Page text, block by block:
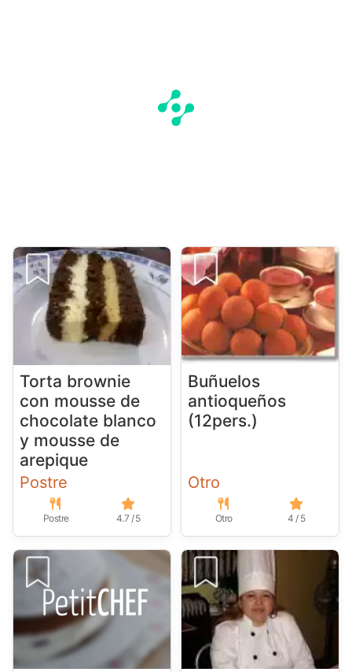
Torta brownie
con mousse de
chocolate blanco
y mousse de
arepique
Postre
Postre 4.7 / 5
Buñuelos
antioqueños
(12pers.)
Otro
Otro 4 / 5